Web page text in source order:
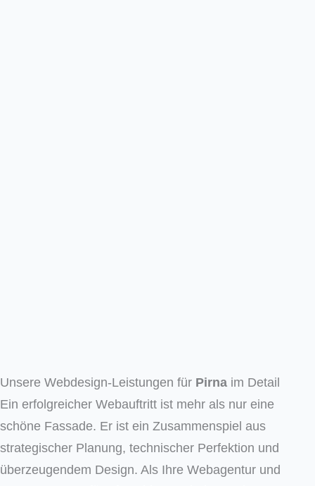
Unsere Webdesign-Leistungen für Pirna im Detail
Ein erfolgreicher Webauftritt ist mehr als nur eine
schöne Fassade. Er ist ein Zusammenspiel aus
strategischer Planung, technischer Perfektion und
überzeugendem Design. Als Ihre Webagentur und